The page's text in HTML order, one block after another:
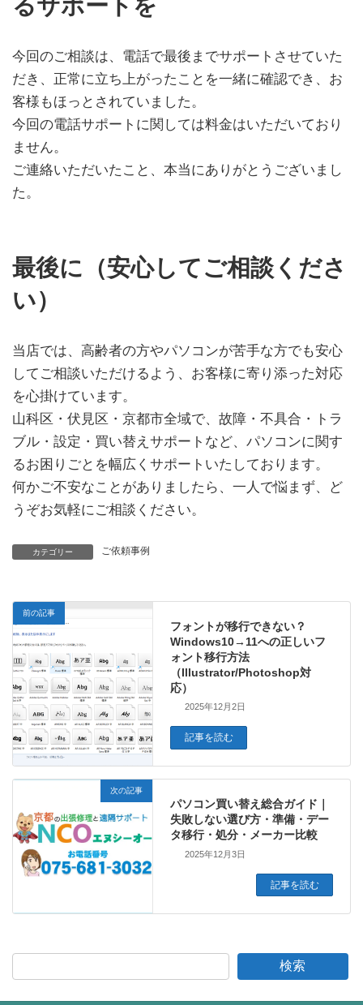
るサポートを
今回のご相談は、電話で最後までサポートさせていた
だき、正常に立ち上がったことを一緒に確認でき、お
客様もほっとされていました。
今回の電話サポートに関しては料金はいただいており
ません。
ご連絡いただいたこと、本当にありがとうございまし
た。
最後に（安心してご相談くださ
い）
当店では、高齢者の方やパソコンが苦手な方でも安心
してご相談いただけるよう、お客様に寄り添った対応
を心掛けています。
山科区・伏見区・京都市全域で、故障・不具合・トラ
ブル・設定・買い替えサポートなど、パソコンに関す
るお困りごとを幅広くサポートいたしております。
何かご不安なことがありましたら、一人で悩まず、ど
うぞお気軽にご相談ください。
カテゴリー ご依頼事例
前の記事
フォントが移行できない？
Windows10→11への正しいフ
ォント移行方法
（Illustrator/Photoshop対
応）
2025年12月2日
記事を読む
次の記事
パソコン買い替え総合ガイド｜
失敗しない選び方・準備・デー
タ移行・処分・メーカー比較
2025年12月3日
記事を読む
検索